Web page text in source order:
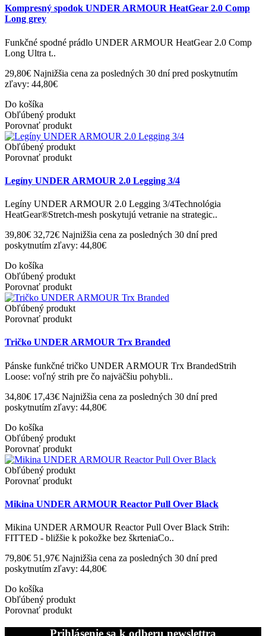
Kompresný spodok UNDER ARMOUR HeatGear 2.0 Comp
Long grey
Funkčné spodné prádlo UNDER ARMOUR HeatGear 2.0 Comp
Long Ultra t..
29,80€ Najnižšia cena za posledných 30 dní pred poskytnutím
zľavy: 44,80€
Do košíka
Obľúbený produkt
Porovnať produkt
Obľúbený produkt
Porovnať produkt
Legíny UNDER ARMOUR 2.0 Legging 3/4
Legíny UNDER ARMOUR 2.0 Legging 3/4Technológia
HeatGear®Stretch-mesh poskytujú vetranie na strategic..
39,80€ 32,72€ Najnižšia cena za posledných 30 dní pred
poskytnutím zľavy: 44,80€
Do košíka
Obľúbený produkt
Porovnať produkt
Obľúbený produkt
Porovnať produkt
Tričko UNDER ARMOUR Trx Branded
Pánske funkčné tričko UNDER ARMOUR Trx BrandedStrih
Loose: voľný strih pre čo najväčšiu pohybli..
34,80€ 17,43€ Najnižšia cena za posledných 30 dní pred
poskytnutím zľavy: 44,80€
Do košíka
Obľúbený produkt
Porovnať produkt
Obľúbený produkt
Porovnať produkt
Mikina UNDER ARMOUR Reactor Pull Over Black
Mikina UNDER ARMOUR Reactor Pull Over Black Strih:
FITTED - bližšie k pokožke bez škrteniaCo..
79,80€ 51,97€ Najnižšia cena za posledných 30 dní pred
poskytnutím zľavy: 44,80€
Do košíka
Obľúbený produkt
Porovnať produkt
Prihlásenie sa k odberu newslettra